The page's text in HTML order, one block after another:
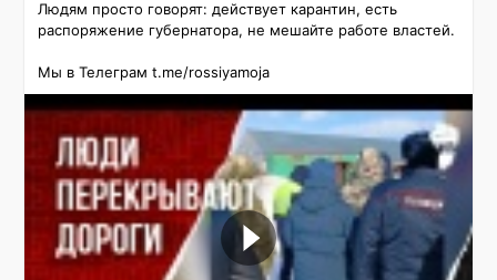
Людям просто говорят: действует карантин, есть
распоряжение губернатора, не мешайте работе властей.
Мы в Телеграм t.me/rossiyamoja